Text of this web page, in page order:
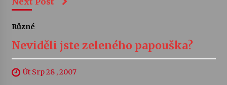
Různé
Neviděli jste zeleného papouška?
Út Srp 28 , 2007